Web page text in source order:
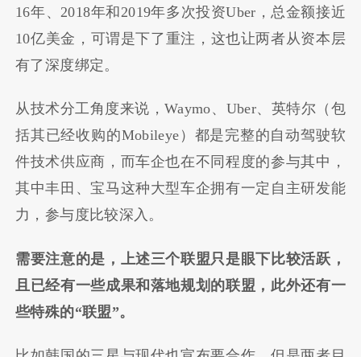
16年、 2018年和2019年多次投资Uber ，总金额接近
10亿美金，可谓是下了重注，这也让两者从资本层
有了深度绑定。
从技术分工角度来说，Waymo、 Uber、英特尔（包
括其已经收购的Mobileye ）都是完整的自动驾驶软
件技术供应商，而车企也在不同程度的参与其中，
其中丰田、宝马这种大型车企拥有一定自主研发能
力，参与度比较深入。
需要注意的是，上述三个联盟只是眼下比较活跃，
且已经有一些成果和落地规划的联盟，此外还有一
些特殊的“联盟”。